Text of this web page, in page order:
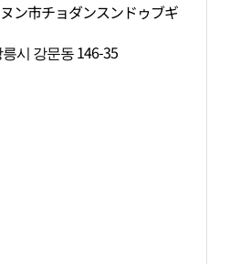
ン市チョダンスンドゥブギ
시 강문동 146-35